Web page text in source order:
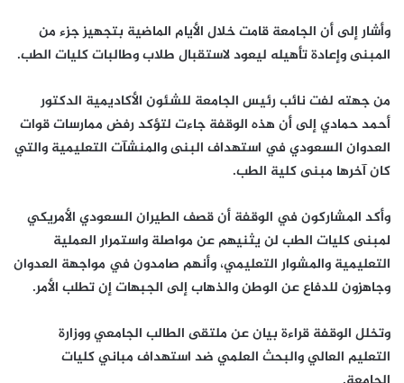
وأشار إلى أن الجامعة قامت خلال الأيام الماضية بتجهيز جزء من
المبنى وإعادة تأهيله ليعود لاستقبال طلاب وطالبات كليات الطب.
من جهته لفت نائب رئيس الجامعة للشئون الأكاديمية الدكتور
أحمد حمادي إلى أن هذه الوقفة جاءت لتؤكد رفض ممارسات قوات
العدوان السعودي في استهداف البنى والمنشآت التعليمية والتي
كان آخرها مبنى كلية الطب.
وأكد المشاركون في الوقفة أن قصف الطيران السعودي الأمريكي
لمبنى كليات الطب لن يثنيهم عن مواصلة واستمرار العملية
التعليمية والمشوار التعليمي، وأنهم صامدون في مواجهة العدوان
وجاهزون للدفاع عن الوطن والذهاب إلى الجبهات إن تطلب الأمر.
وتخلل الوقفة قراءة بيان عن ملتقى الطالب الجامعي ووزارة
التعليم العالي والبحث العلمي ضد استهداف مباني كليات